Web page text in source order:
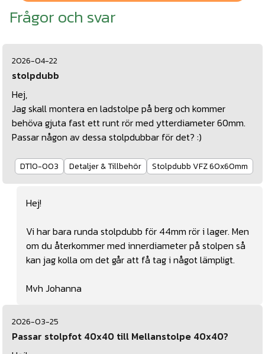
Frågor och svar
2026-04-22
stolpdubb
Hej,
Jag skall montera en ladstolpe på berg och kommer
behöva gjuta fast ett runt rör med ytterdiameter 60mm.
Passar någon av dessa stolpdubbar för det? :)
DT10-003 Detaljer & Tillbehör Stolpdubb VFZ 60x60mm
Hej!
Vi har bara runda stolpdubb för 44mm rör i lager. Men
om du återkommer med innerdiameter på stolpen så
kan jag kolla om det går att få tag i något lämpligt.
Mvh Johanna
2026-03-25
Passar stolpfot 40x40 till Mellanstolpe 40x40?